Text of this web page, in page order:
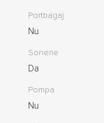
Portbagaj
Nu
Sonerie
Da
Pompa
Nu